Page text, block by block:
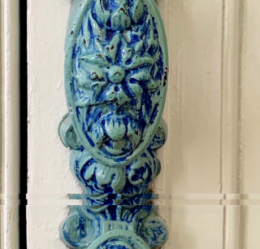
Da unser historisches Zuhause
Jahrhunderte alt ist, sind wir es auch
nicht in der Lage, Rollstuhlzugang
anzubieten.
Alle unsere 4 geräumigen